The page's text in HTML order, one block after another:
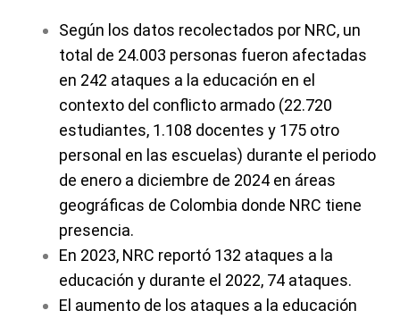
Según los datos recolectados por NRC, un
total de 24.003 personas fueron afectadas
en 242 ataques a la educación en el
contexto del conflicto armado (22.720
estudiantes, 1.108 docentes y 175 otro
personal en las escuelas) durante el periodo
de enero a diciembre de 2024 en áreas
geográficas de Colombia donde NRC tiene
presencia.
En 2023, NRC reportó 132 ataques a la
educación y durante el 2022, 74 ataques.
El aumento de los ataques a la educación